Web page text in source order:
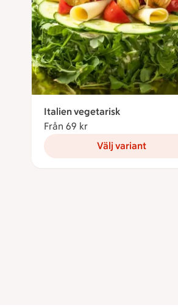
Italien vegetarisk
Från 69 kr
Välj variant